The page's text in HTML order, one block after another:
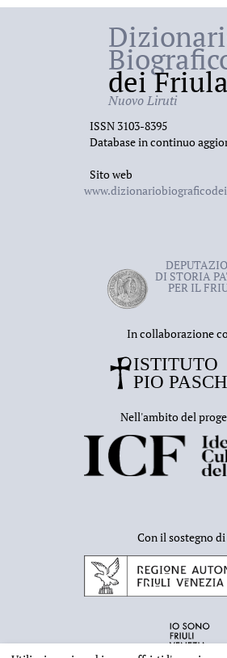
dei
Nuovo Liruti
ISSN 3103-8395
Database in continuo
Sito web
DI STORIA
PER IL
In collaborazione
Nell'ambito del
Con il sostegno di